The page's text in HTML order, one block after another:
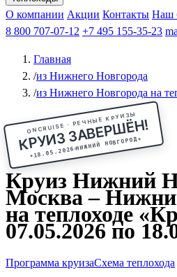
Чебоксарыиз Волгоградаиз
КазаньВ Нижний НовгородВ
РыбинскНа СоловкиНа ВалаамПо
Афанасий Никитин Октябрьская
ФединАлександр СвешниковИван
МироновА.С.Попов
О компании Акции Контакты Наш
8 800 707-07-12 +7 495 155-35-23
Главная
/из Нижнего Новгорода
/из Нижнего Новгорода на
ONCRUISE · РЕЧНЫЕ КРУИЗЫ
КРУИЗ ЗАВЕРШЁН!
★ 18.05.2026
НИЖНИЙ НОВГОРОД★
Круиз Нижний
Москва –
на теплоходе
07.05.2026 по
Программа круизаСхема теплохода